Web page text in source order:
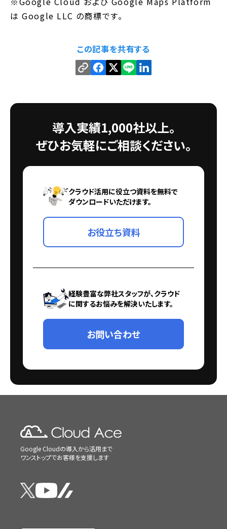
は Google LLC の商標です。
この記事を共有する
導入実績1,000社以上。
ぜひお気軽にご相談ください。
クラウド活用に役立つ資料を無料で
ダウンロードいただけます。
お役立ち資料
経験豊富な弊社スタッフが、クラウド
に関するお悩みを解決いたします。
お問い合わせ
Google Cloudの導入から活用まで
ワンストップでお客様を支援します